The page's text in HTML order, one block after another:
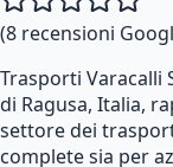
(8 recensioni
Trasporti Varacalli
di Ragusa, Italia,
settore dei
complete sia per